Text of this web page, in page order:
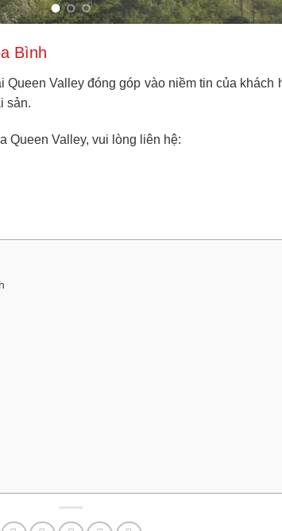
Bình
Valley đóng góp vào niềm tin của
sản.
Queen Valley, vui lòng liên hệ: